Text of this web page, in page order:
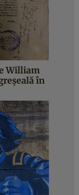
William
în